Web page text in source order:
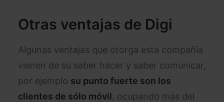
Otras ventajas de Digi
Algunas ventajas que otorga esta compañía
vienen de su saber hacer y saber comunicar,
por ejemplo su punto fuerte son los
clientes de sólo móvil, ocupando más del